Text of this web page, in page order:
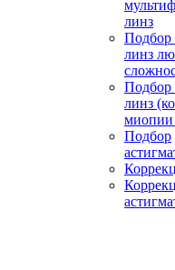
линз
Подбор
линз
Подбор
линз
миопии
Подбор